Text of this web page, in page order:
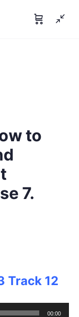
to
7.
Track 12
00:00